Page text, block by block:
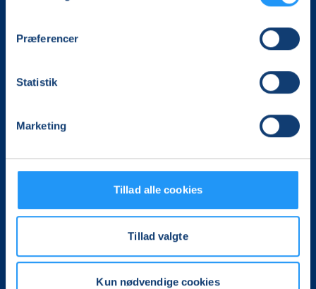
Præferencer
Statistik
Marketing
Tillad alle cookies
Tillad valgte
Kun nødvendige cookies
Det, der er vigtigt for samfundet, er vigtigt for os
mere end 100.000 deltagere i hele landet med kurser,
foredrag og oplevelser.
LOF Midtjylland
Vævervej 10C, 1. sal
8800 Viborg
Mail:kontor@lof-midtjylland.dk